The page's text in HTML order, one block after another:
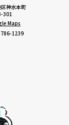
神水本町
301
Maps
1239